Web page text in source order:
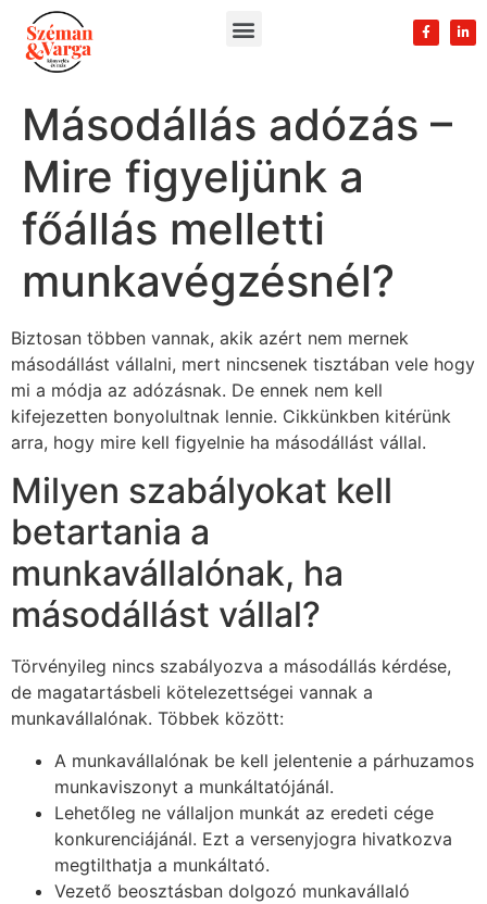
Másodállás adózás –
Mire figyeljünk a
főállás melletti
munkavégzésnél?
Biztosan többen vannak, akik azért nem mernek
másodállást vállalni, mert nincsenek tisztában vele hogy
mi a módja az adózásnak. De ennek nem kell
kifejezetten bonyolultnak lennie. Cikkünkben kitérünk
arra, hogy mire kell figyelnie ha másodállást vállal.
Milyen szabályokat kell
betartania a
munkavállalónak, ha
másodállást vállal?
Törvényileg nincs szabályozva a másodállás kérdése,
de magatartásbeli kötelezettségei vannak a
munkavállalónak. Többek között:
A munkavállalónak be kell jelentenie a párhuzamos
munkaviszonyt a munkáltatójánál.
Lehetőleg ne vállaljon munkát az eredeti cége
konkurenciájánál. Ezt a versenyjogra hivatkozva
megtilthatja a munkáltató.
Vezető beosztásban dolgozó munkavállaló